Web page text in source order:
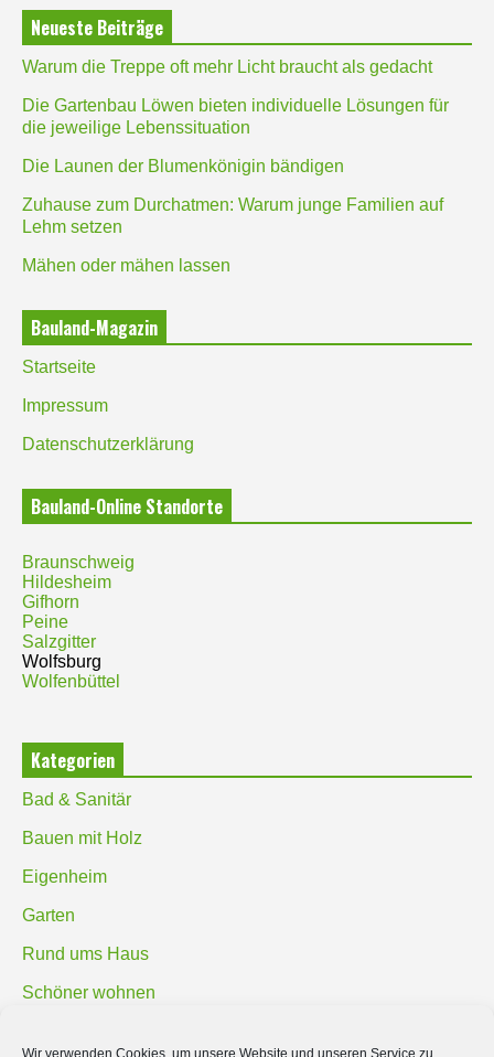
Wir verwenden Cookies, um unsere Website und unseren Service zu
Neueste Beiträge
Warum die Treppe oft mehr Licht braucht als gedacht
Die Gartenbau Löwen bieten individuelle Lösungen für
die jeweilige Lebenssituation
Die Launen der Blumenkönigin bändigen
Zuhause zum Durchatmen: Warum junge Familien auf
Lehm setzen
Mähen oder mähen lassen
Bauland-Magazin
Startseite
Impressum
Datenschutzerklärung
Bauland-Online Standorte
Braunschweig
Hildesheim
Gifhorn
Peine
Salzgitter
Wolfsburg
Wolfenbüttel
Kategorien
Bad & Sanitär
Bauen mit Holz
Eigenheim
Garten
Rund ums Haus
Schöner wohnen